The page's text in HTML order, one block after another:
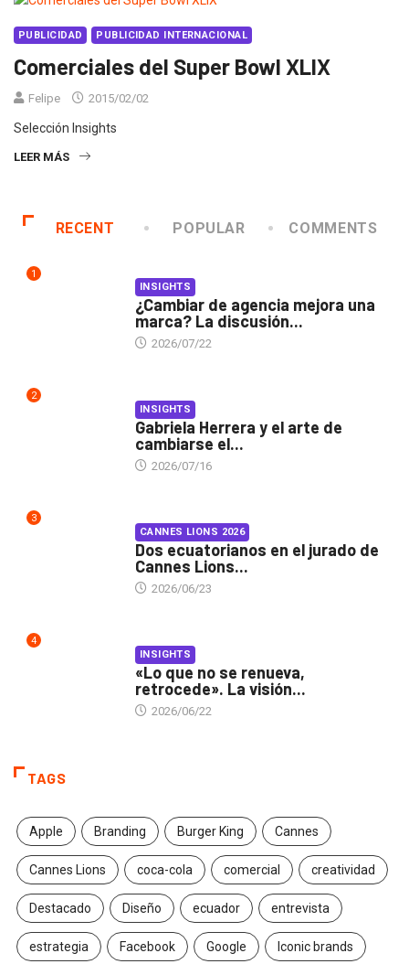
PUBLICIDAD PUBLICIDAD INTERNACIONAL
Comerciales del Super Bowl XLIX
Felipe 2015/02/02
Selección Insights
LEER MÁS
RECENT POPULAR COMMENTS
1
INSIGHTS
¿Cambiar de agencia mejora una
marca? La discusión...
2026/07/22
2
INSIGHTS
Gabriela Herrera y el arte de
cambiarse el...
2026/07/16
3
CANNES LIONS 2026
Dos ecuatorianos en el jurado de
Cannes Lions...
2026/06/23
4
INSIGHTS
«Lo que no se renueva,
retrocede». La visión...
2026/06/22
TAGS
Apple Branding Burger King Cannes
Cannes Lions coca-cola comercial creatividad
Destacado Diseño ecuador entrevista
estrategia Facebook Google Iconic brands